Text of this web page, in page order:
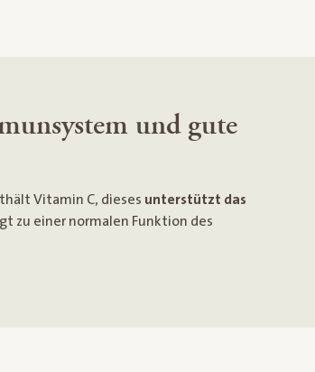
und gute
Vitamin C, dieses unterstützt das
zu einer normalen Funktion des